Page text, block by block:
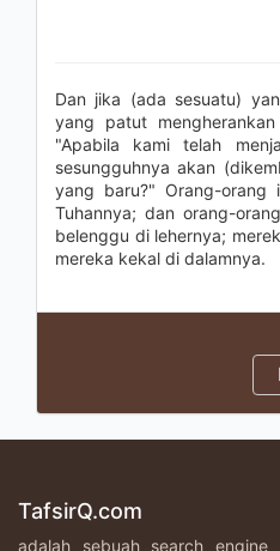
Dan jika (ada sesuatu)
yang patut
"Apabila kami telah
sesungguhnya akan
yang baru?" Orang-orang
Tuhannya; dan orang-
belenggu di lehernya;
mereka kekal di dalamnya.
TafsirQ.com
adalah sebuah search